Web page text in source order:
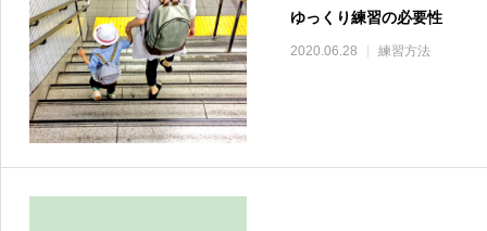
ゆっくり練習の必要性
2020.06.28 練習方法